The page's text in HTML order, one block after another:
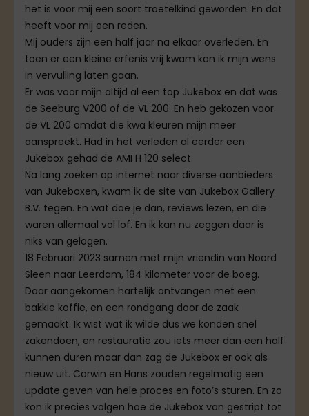
het is voor mij een soort troetelkind geworden. En dat
heeft voor mij een reden.
Mij ouders zijn een half jaar na elkaar overleden. En
toen er een kleine erfenis vrij kwam kon ik mijn wens
in vervulling laten gaan.
Er was voor mijn altijd al een top Jukebox en dat was
de Seeburg V200 of de VL 200. En heb gekozen voor
de VL 200 omdat die kwa kleuren mijn meer
aanspreekt. Had in het verleden al eerder een
Jukebox gehad de AMI H 120 select.
Na lang zoeken op internet naar diverse aanbieders
van Jukeboxen, kwam ik de site van Jukebox Gallery
B.V. tegen. En wat doe je dan, reviews lezen, en die
waren allemaal vol lof. En ik kan nu zeggen daar is
niks van gelogen.
18 Februari 2023 samen met mijn vriendin van Noord
Sleen naar Leerdam, 184 kilometer voor de boeg.
Daar aangekomen hartelijk ontvangen met een
bakkie koffie, en een rondgang door de zaak
gemaakt. Ik wist wat ik wilde dus we konden snel
zakendoen, en restauratie zou iets meer dan een half
kunnen duren maar dan zag de Jukebox er ook als
nieuw uit. Corwin en Hans zouden regelmatig een
update geven van hele proces en foto’s sturen. En zo
kon ik precies volgen hoe de Jukebox van gestript tot